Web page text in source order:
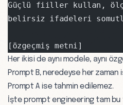
Güçlü fiiller kullan,
belirsiz ifadeleri
[özgeçmiş metni]
Her ikisi de aynı modele, aynı
Prompt B, neredeyse her zaman
Prompt A ise tahmin edilemez.
İşte prompt engineering tam bu